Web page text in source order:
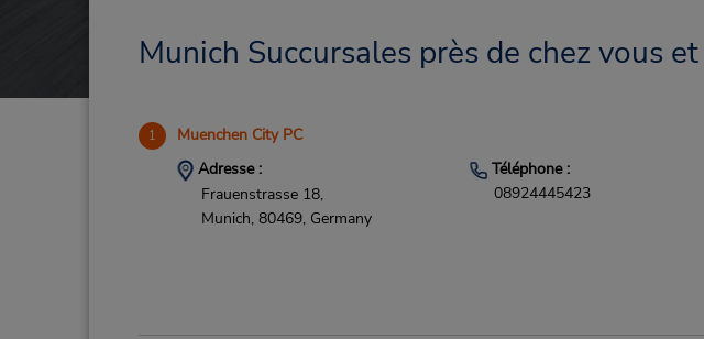
Munich Succursales près de chez vous
1 Muenchen City PC
Adresse :
Frauenstrasse 18,
Munich, 80469, Germany
Téléphone :
08924445423